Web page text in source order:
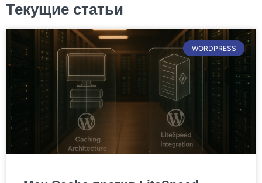
Текущие статьи
WORDPRESS